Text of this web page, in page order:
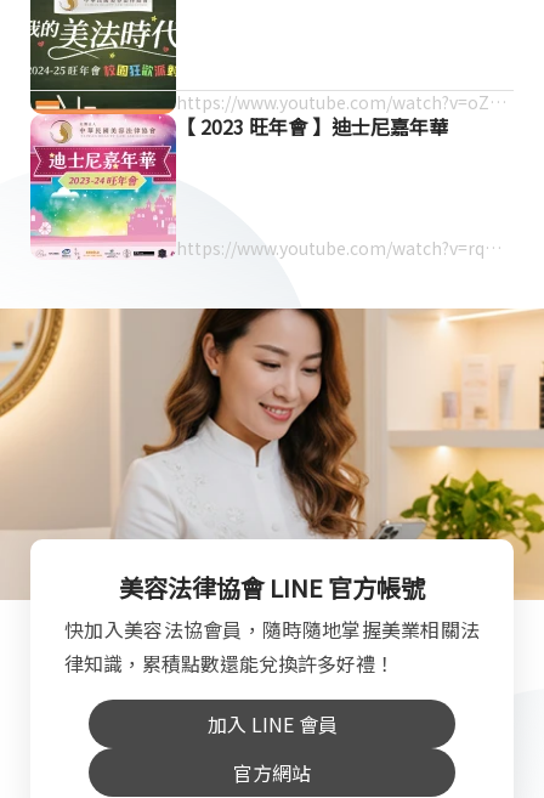
https://www.youtube.com/watch?v=oZLE
ROGM8YU
【 2023 旺年會 】迪士尼嘉年華
https://www.youtube.com/watch?v=rqWQ
美容法律協會 LINE 官方帳號
快加入美容法協會員，隨時隨地掌握美業相關法
律知識，累積點數還能兌換許多好禮！
加入 LINE 會員
官方網站